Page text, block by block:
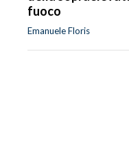
fuoco
Emanuele Floris